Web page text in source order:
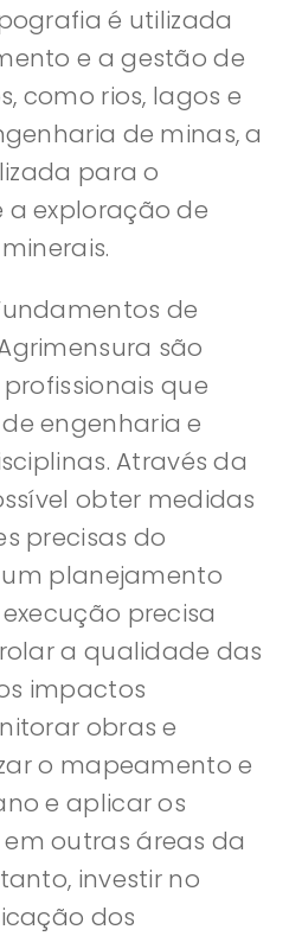
é utilizada
e a gestão de
como rios, lagos e
de minas, a
para o
exploração de
de
são
que
engenharia e
Através da
obter medidas
precisas do
um planejamento
precisa
a qualidade das
impactos
obras e
o mapeamento e
e aplicar os
outras áreas da
investir no
dos